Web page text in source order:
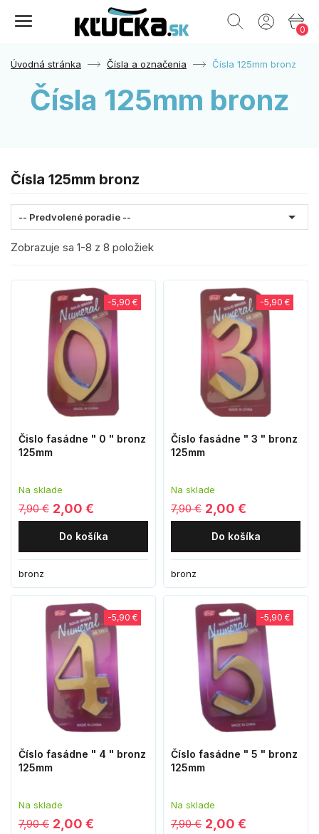
0
Úvodná stránka Čísla a označenia Čísla 125mm bronz
Čísla 125mm bronz
Čísla 125mm bronz
-- Predvolené poradie -- 
Zobrazuje sa 1-8 z 8 položiek
Čislo fasádne " 0 " bronz
125mm
Na sklade
7,90 €
-5,90 €
2,00 €
Do košíka
bronz
Číslo fasádne " 3 " bronz
125mm
Na sklade
7,90 €
-5,90 €
2,00 €
Do košíka
bronz
Číslo fasádne " 4 " bronz
125mm
Na sklade
7,90 €
-5,90 €
2,00 €
Číslo fasádne " 5 " bronz
125mm
Na sklade
7,90 €
-5,90 €
2,00 €